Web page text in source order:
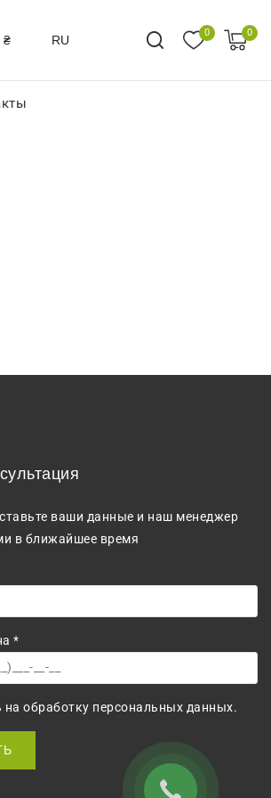
₴ RU 0 0
ваши данные и наш менеджер
в ближайшее время
*
обработку персональных данных.